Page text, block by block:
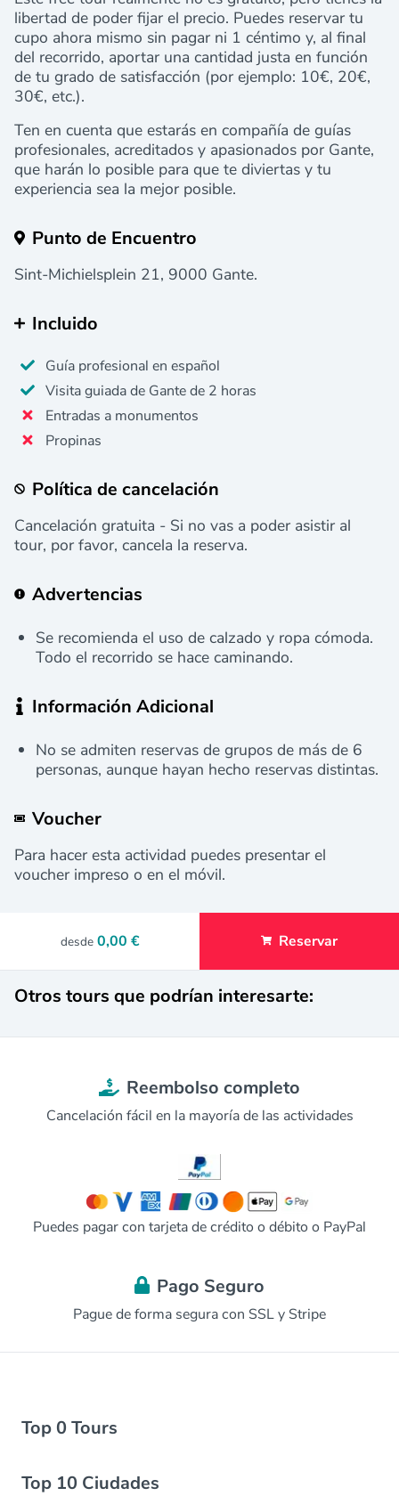
libertad de poder fijar el precio. Puedes reservar tu
cupo ahora mismo sin pagar ni 1 céntimo y, al final
del recorrido, aportar una cantidad justa en función
de tu grado de satisfacción (por ejemplo: 10€, 20€,
30€, etc.).
Ten en cuenta que estarás en compañía de guías
profesionales, acreditados y apasionados por Gante,
que harán lo posible para que te diviertas y tu
experiencia sea la mejor posible.
Punto de Encuentro
Sint-Michielsplein 21, 9000 Gante.
Incluido
Guía profesional en español
Visita guiada de Gante de 2 horas
Entradas a monumentos
Propinas
Política de cancelación
Cancelación gratuita - Si no vas a poder asistir al
tour, por favor, cancela la reserva.
Advertencias
Se recomienda el uso de calzado y ropa cómoda.
Todo el recorrido se hace caminando.
Información Adicional
No se admiten reservas de grupos de más de 6
personas, aunque hayan hecho reservas distintas.
Voucher
Para hacer esta actividad puedes presentar el
voucher impreso o en el móvil.
desde 0,00 € Reservar
Otros tours que podrían interesarte:
Reembolso completo
Cancelación fácil en la mayoría de las actividades
Puedes pagar con tarjeta de crédito o débito o PayPal
Pago Seguro
Pague de forma segura con SSL y Stripe
Top 0 Tours
Top 10 Ciudades